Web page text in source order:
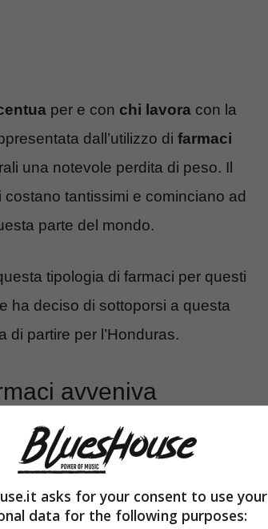
per e con chi lavora con la
dall’utilizzo di farmaci
una notevole perdita di peso. Il
costano tantissimi e cominciano ad
parte del mondo.
tipologia di farmaci per questi
ha deciso di sottoporsi a questa
partire per l’Honduras.
avveniva
asks for your consent to use your
data for the following purposes: